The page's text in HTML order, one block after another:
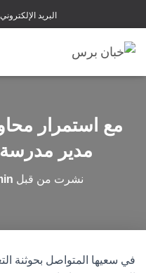
البريد الإلكتروني
مع استمرار
مدير
نشرت من قبل
في سعيها المتواصل بحوثنة